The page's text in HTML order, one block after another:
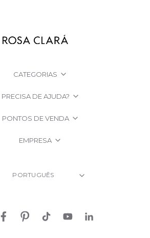
CATEGORIAS
PRECISA DE AJUDA?
PONTOS DE VENDA
EMPRESA